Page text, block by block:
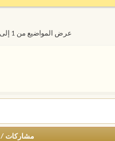
عرض المواضيع من 1 إلى 20 من 8609
مشاركات/